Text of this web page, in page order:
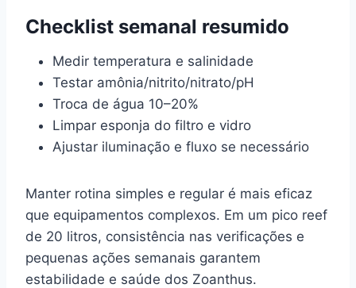
Checklist semanal resumido
Medir temperatura e salinidade
Testar amônia/nitrito/nitrato/pH
Troca de água 10–20%
Limpar esponja do filtro e vidro
Ajustar iluminação e fluxo se necessário
Manter rotina simples e regular é mais eficaz
que equipamentos complexos. Em um pico reef
de 20 litros, consistência nas verificações e
pequenas ações semanais garantem
estabilidade e saúde dos Zoanthus.